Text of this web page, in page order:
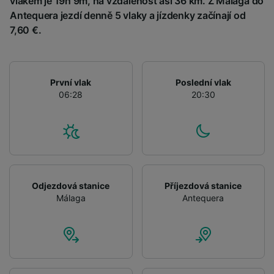
Antequera jezdí denně 5 vlaky a jízdenky začínají od
7,60 €.
První vlak
06:28
Poslední vlak
20:30
Odjezdová stanice
Málaga
Příjezdová stanice
Antequera